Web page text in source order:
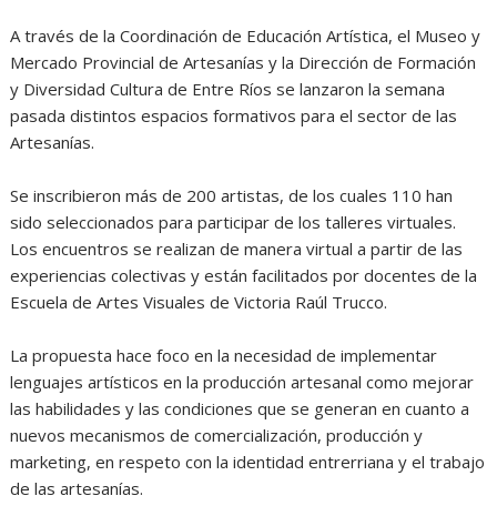
A través de la Coordinación de Educación Artística, el Museo y
Mercado Provincial de Artesanías y la Dirección de Formación
y Diversidad Cultura de Entre Ríos se lanzaron la semana
pasada distintos espacios formativos para el sector de las
Artesanías.
Se inscribieron más de 200 artistas, de los cuales 110 han
sido seleccionados para participar de los talleres virtuales.
Los encuentros se realizan de manera virtual a partir de las
experiencias colectivas y están facilitados por docentes de la
Escuela de Artes Visuales de Victoria Raúl Trucco.
La propuesta hace foco en la necesidad de implementar
lenguajes artísticos en la producción artesanal como mejorar
las habilidades y las condiciones que se generan en cuanto a
nuevos mecanismos de comercialización, producción y
marketing, en respeto con la identidad entrerriana y el trabajo
de las artesanías.